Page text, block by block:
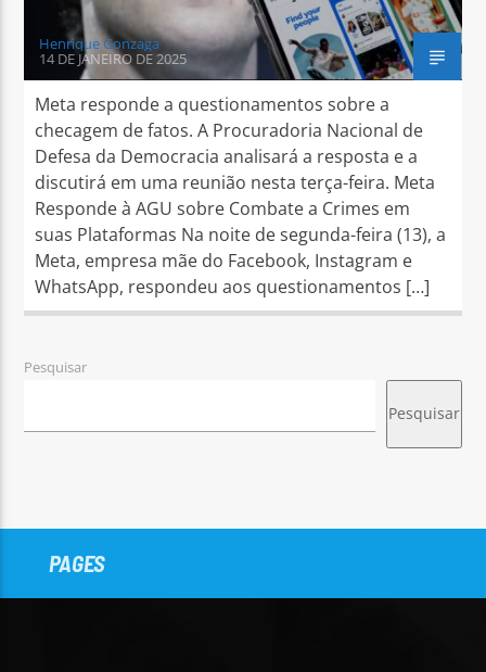
Henrique Gonzaga
14 DE JANEIRO DE 2025
Meta responde a questionamentos sobre a
checagem de fatos. A Procuradoria Nacional de
Defesa da Democracia analisará a resposta e a
discutirá em uma reunião nesta terça-feira. Meta
Responde à AGU sobre Combate a Crimes em
suas Plataformas Na noite de segunda-feira (13), a
Meta, empresa mãe do Facebook, Instagram e
WhatsApp, respondeu aos questionamentos […]
Pesquisar
Pesquisar
PAGES